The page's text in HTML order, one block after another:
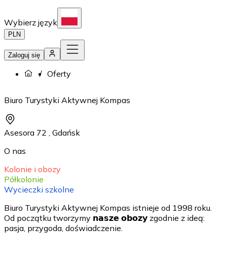
Wybierz język
PLN
Zaloguj się
Oferty
Biuro Turystyki Aktywnej Kompas
Asesora 72 , Gdańsk
O nas
Kolonie i obozy
Półkolonie
Wycieczki szkolne
Biuro Turystyki Aktywnej Kompas istnieje od 1998 roku.
Od początku tworzymy 𝗻𝗮𝘀𝘇𝗲 𝗼𝗯𝗼𝘇𝘆 zgodnie z ideą:
pasja, przygoda, doświadczenie.